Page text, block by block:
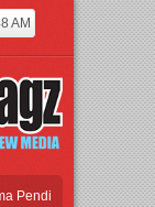
AM
dan Riset